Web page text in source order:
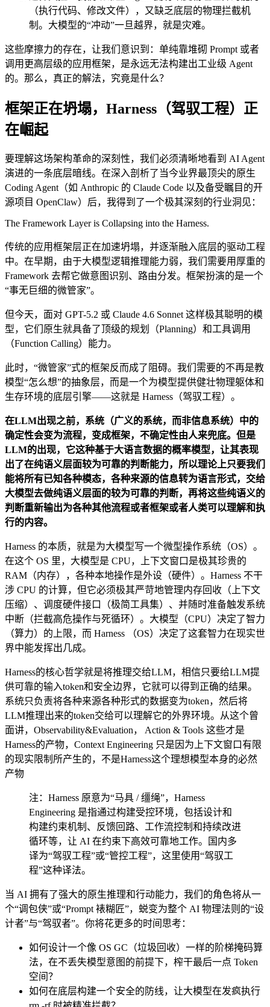
（执行代码、修改文件），又缺乏底层的物理拦截机
制。大模型的“冲动”一旦越界，就是灾难。
这些摩擦力的存在，让我们意识到：单纯靠堆砌 Prompt 或者
调用更高层级的应用框架，是永远无法构建出工业级 Agent
的。那么，真正的解法，究竟是什么？
框架正在坍塌，Harness（驾驭工程）正
在崛起
要理解这场架构革命的深刻性，我们必须清晰地看到 AI Agent
演进的一条底层暗线。在深入剖析了当今业界最顶尖的原生
Coding Agent（如 Anthropic 的 Claude Code 以及备受瞩目的开
源项目 OpenClaw）后，我得到了一个极其深刻的行业洞见：
The Framework Layer is Collapsing into the Harness.
传统的应用框架层正在加速坍塌，并逐渐融入底层的驱动工程
中。在早期，由于大模型逻辑推理能力弱，我们需要用厚重的
Framework 去帮它做意图识别、路由分发。框架扮演的是一个
“事无巨细的微管家”。
但今天，面对 GPT-5.2 或 Claude 4.6 Sonnet 这样极其聪明的模
型，它们原生就具备了顶级的规划（Planning）和工具调用
（Function Calling）能力。
此时，“微管家”式的框架反而成了阻碍。我们需要的不再是教
模型“怎么想”的抽象层，而是一个为模型提供健壮物理躯体和
生存环境的底层引擎——这就是 Harness（驾驭工程）。
在LLM出现之前，系统（广义的系统，而非信息系统）中的
确定性会变为流程，变成框架，不确定性由人来兜底。但是
LLM的出现，它这种基于大语言数据的概率模型，让其表现
出了在纯语义层面较为可靠的判断能力，所以理论上只要我们
能将所有已知各种模态，各种来源的信息转为语言形式，交给
大模型去做纯语义层面的较为可靠的判断，再将这些纯语义的
判断重新输出为各种其他流程或者框架或者人类可以理解和执
行的内容。
Harness 的本质，就是为大模型写一个微型操作系统（OS）。
在这个 OS 里，大模型是 CPU，上下文窗口是极其珍贵的
RAM（内存），各种本地操作是外设（硬件）。Harness 不干
涉 CPU 的计算，但它必须极其严苛地管理内存回收（上下文
压缩）、调度硬件接口（极简工具集）、并随时准备触发系统
中断（拦截高危操作与死循环）。大模型（CPU）决定了智力
（算力）的上限，而 Harness （OS）决定了这套智力在现实世
界中能发挥出几成。
Harness的核心哲学就是将推理交给LLM，相信只要给LLM提
供可靠的输入token和安全边界，它就可以得到正确的结果。
系统只负责将各种来源各种形式的数据变为token，然后将
LLM推理出来的token交给可以理解它的外界环境。从这个曾
面讲，Observability&Evaluation， Action & Tools 这些才是
Harness的产物，Context Engineering 只是因为上下文窗口有限
的现实限制所产生的，不是Harness这个理想模型本身的必然
产物
注：Harness 原意为“马具 / 缰绳”，Harness
Engineering 是指通过构建受控环境，包括设计和
构建约束机制、反馈回路、工作流控制和持续改进
循环等，让 AI 在约束下高效可靠地工作。国内多
译为“驾驭工程”或“管控工程”，这里使用“驾驭工
程”这种译法。
当 AI 拥有了强大的原生推理和行动能力，我们的角色将从一
个“调包侠”或“Prompt 裱糊匠”，蜕变为整个 AI 物理法则的“设
计者”与“驾驭者”。你将花更多的时间思考：
如何设计一个像 OS GC（垃圾回收）一样的阶梯掩码算
法，在不丢失模型意图的前提下，榨干最后一点 Token
空间？
如何在底层构建一个安全的防线，让大模型在发疯执行